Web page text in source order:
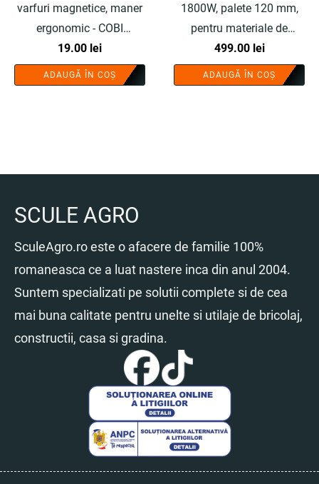
varfuri magnetice, maner
ergonomic - COBI
SMART®
19.00 lei
ADAUGĂ ÎN COȘ
1800W, palete 120 mm,
pentru materiale de
constructii - COBI
SMART®
499.00 lei
ADAUGĂ ÎN COȘ
SCULE AGRO
SculeAgro.ro este o afacere de familie 100%
romaneasca ce a luat nastere inca din anul 2004.
Suntem specializati pe solutii complete si de cea
mai buna calitate pentru unelte si utilaje de bricolaj,
constructii, casa si gradina.